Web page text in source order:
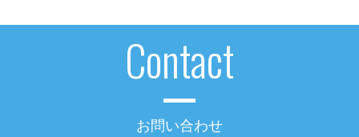
短時間労働者の社会保険加入～令和6年10月より対象事
Contact
お問い合わせ